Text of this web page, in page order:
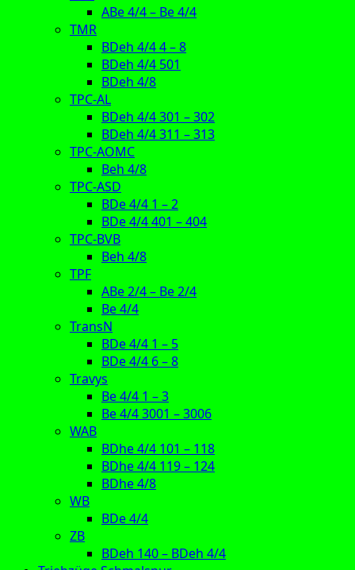
ABe 4/4 – Be 4/4
TMR
BDeh 4/4 4 – 8
BDeh 4/4 501
BDeh 4/8
TPC-AL
BDeh 4/4 301 – 302
BDeh 4/4 311 – 313
TPC-AOMC
Beh 4/8
TPC-ASD
BDe 4/4 1 – 2
BDe 4/4 401 – 404
TPC-BVB
Beh 4/8
TPF
ABe 2/4 – Be 2/4
Be 4/4
TransN
BDe 4/4 1 – 5
BDe 4/4 6 – 8
Travys
Be 4/4 1 – 3
Be 4/4 3001 – 3006
WAB
BDhe 4/4 101 – 118
BDhe 4/4 119 – 124
BDhe 4/8
WB
BDe 4/4
ZB
BDeh 140 – BDeh 4/4